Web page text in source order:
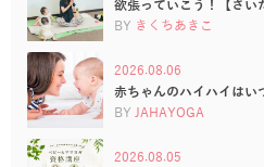
欲張っていこう！【さ
BY きくちあきこ
2026.08.06
赤ちゃんのハイハイは
BY JAHAYOGA
2026.08.05